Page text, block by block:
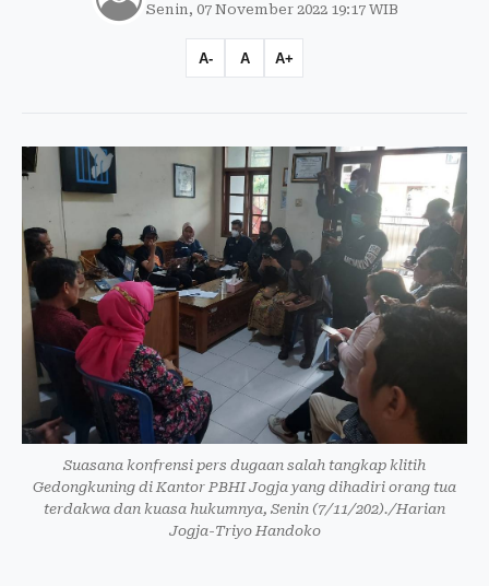
Senin, 07 November 2022 19:17 WIB
A- A A+
Suasana konfrensi pers dugaan salah tangkap klitih
Gedongkuning di Kantor PBHI Jogja yang dihadiri orang tua
terdakwa dan kuasa hukumnya, Senin (7/11/202)./Harian
Jogja-Triyo Handoko